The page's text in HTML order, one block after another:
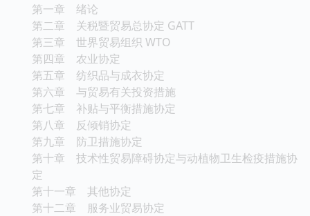
第一章 绪论
第二章 关税暨贸易总协定 GATT
第三章 世界贸易组织 WTO
第四章 农业协定
第五章 纺织品与成衣协定
第六章 与贸易有关投资措施
第七章 补贴与平衡措施协定
第八章 反倾销协定
第九章 防卫措施协定
第十章 技术性贸易障碍协定与动植物卫生检疫措施协
定
第十一章 其他协定
第十二章 服务业贸易协定